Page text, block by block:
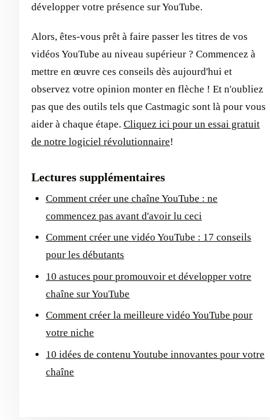
développer votre présence sur YouTube.
Alors, êtes-vous prêt à faire passer les titres de vos
vidéos YouTube au niveau supérieur ? Commencez à
mettre en œuvre ces conseils dès aujourd'hui et
observez votre opinion monter en flèche ! Et n'oubliez
pas que des outils tels que Castmagic sont là pour vous
aider à chaque étape. Cliquez ici pour un essai gratuit
de notre logiciel révolutionnaire!
Lectures supplémentaires
Comment créer une chaîne YouTube : ne
commencez pas avant d'avoir lu ceci
Comment créer une vidéo YouTube : 17 conseils
pour les débutants
10 astuces pour promouvoir et développer votre
chaîne sur YouTube
Comment créer la meilleure vidéo YouTube pour
votre niche
10 idées de contenu Youtube innovantes pour votre
chaîne